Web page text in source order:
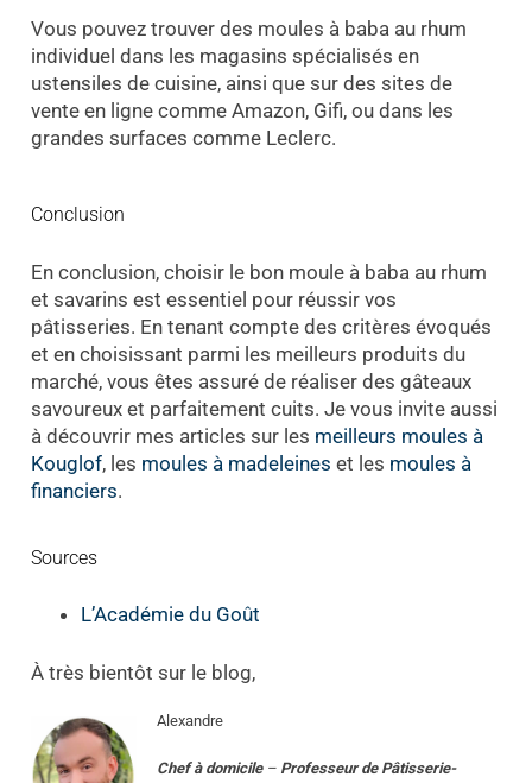
Vous pouvez trouver des moules à baba au rhum
individuel dans les magasins spécialisés en
ustensiles de cuisine, ainsi que sur des sites de
vente en ligne comme Amazon, Gifi, ou dans les
grandes surfaces comme Leclerc.
Conclusion
En conclusion, choisir le bon moule à baba au rhum
et savarins est essentiel pour réussir vos
pâtisseries. En tenant compte des critères évoqués
et en choisissant parmi les meilleurs produits du
marché, vous êtes assuré de réaliser des gâteaux
savoureux et parfaitement cuits. Je vous invite aussi
à découvrir mes articles sur les meilleurs moules à
Kouglof, les moules à madeleines et les moules à
financiers.
Sources
L’Académie du Goût
À très bientôt sur le blog,
Alexandre
Chef à domicile– Professeur de Pâtisserie-